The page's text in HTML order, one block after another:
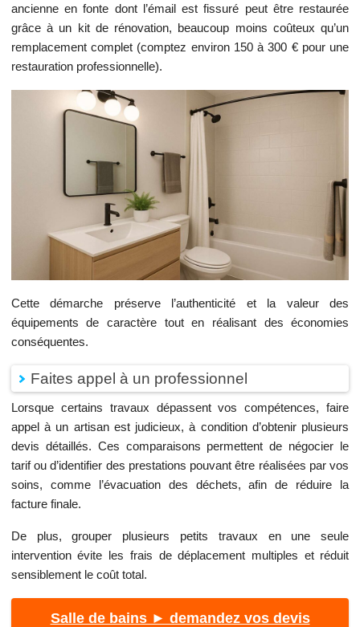
ancienne en fonte dont l’émail est fissuré peut être restaurée
grâce à un kit de rénovation, beaucoup moins coûteux qu’un
remplacement complet (comptez environ 150 à 300 € pour une
restauration professionnelle).
Cette démarche préserve l’authenticité et la valeur des
équipements de caractère tout en réalisant des économies
conséquentes.
Faites appel à un professionnel
Lorsque certains travaux dépassent vos compétences, faire
appel à un artisan est judicieux, à condition d’obtenir plusieurs
devis détaillés. Ces comparaisons permettent de négocier le
tarif ou d’identifier des prestations pouvant être réalisées par vos
soins, comme l’évacuation des déchets, afin de réduire la
facture finale.
De plus, grouper plusieurs petits travaux en une seule
intervention évite les frais de déplacement multiples et réduit
sensiblement le coût total.
Salle de bains ► demandez vos devis